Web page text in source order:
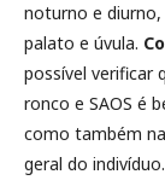
noturno e
palato e úvula.
possível verificar
ronco e SAOS é
como também
geral do indivíduo.